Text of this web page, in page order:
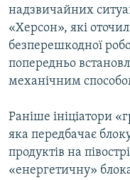
надзвичайних
«Херсон», які
безперешкодної
попередньо
механічним
Раніше ініціатори
яка передбачає
продуктів на
«енергетичну»